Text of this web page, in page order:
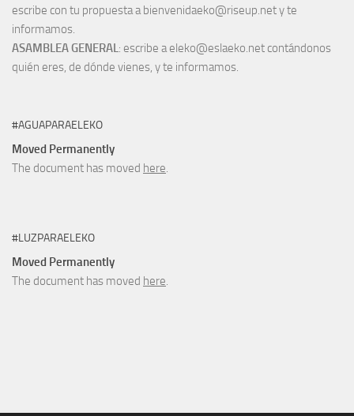
escribe con tu propuesta a bienvenidaeko@riseup.net y te
informamos.
ASAMBLEA GENERAL: escribe a eleko@eslaeko.net contándonos
quién eres, de dónde vienes, y te informamos.
#AGUAPARAELEKO
Moved Permanently
The document has moved here.
#LUZPARAELEKO
Moved Permanently
The document has moved here.